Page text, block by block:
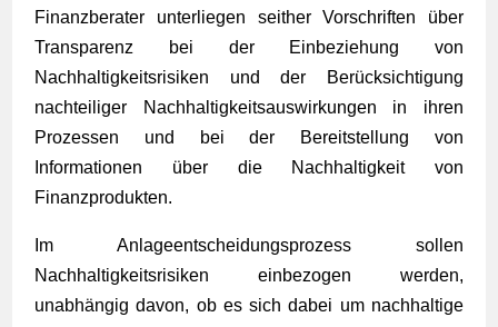
Finanzberater unterliegen seither Vorschriften über
Transparenz bei der Einbeziehung von
Nachhaltigkeitsrisiken und der Berücksichtigung
nachteiliger Nachhaltigkeitsauswirkungen in ihren
Prozessen und bei der Bereitstellung von
Informationen über die Nachhaltigkeit von
Finanzprodukten.
Im Anlageentscheidungsprozess sollen
Nachhaltigkeitsrisiken einbezogen werden,
unabhängig davon, ob es sich dabei um nachhaltige